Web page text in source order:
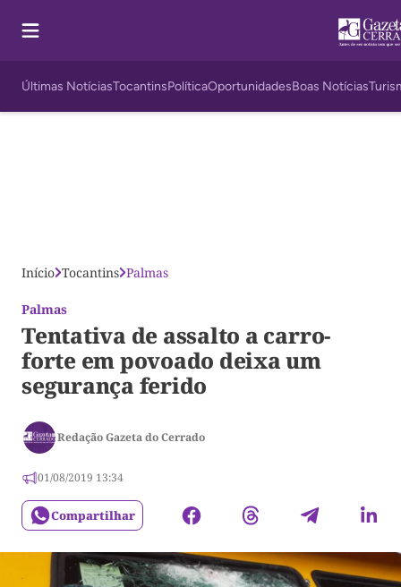
Últimas NotíciasTocantinsPolíticaOportunidadesBoas Notícias
Início Tocantins Palmas
Palmas
Tentativa de assalto a carro-
forte em povoado deixa um
segurança ferido
Redação Gazeta do Cerrado
01/08/2019 13:34
Compartilhar